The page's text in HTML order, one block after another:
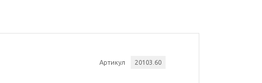
Артикул 20103.60